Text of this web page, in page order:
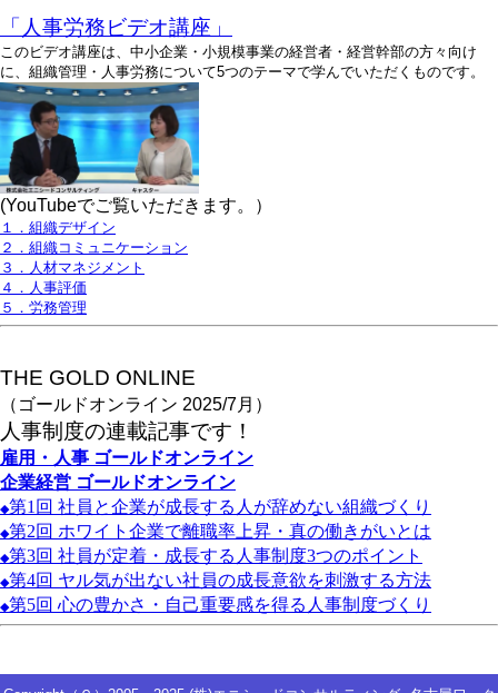
「人事労務ビデオ講座」
このビデオ講座は、中小企業・小規模事業の経営者・経営幹部の方々向け
に、組織管理・人事労務について5つのテーマで学んでいただくものです。
(YouTubeでご覧いただきます。）
１．組織デザイン
２．組織コミュニケーション
３．人材マネジメント
４．人事評価
５．労務管理
THE GOLD ONLINE
（ゴールドオンライン 2025/7月）
人事制度の連載記事です！
雇用・人事 ゴールドオンライン
企業経営 ゴールドオンライン
◆第1 回 社員と企業が成長する人が辞めない組織づくり
◆第2回 ホワイト企業で離職率上昇・真の働きがいとは
◆第3回 社員が定着・成長する人事制度3つのポイント
◆第4回 ヤル気が出ない社員の成長意欲を刺激する方法
◆第5回 心の豊かさ・自己重要感を得る人事制度づくり